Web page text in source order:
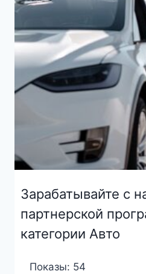
Зарабатывайте с
партнерской
категории Авто
Показы: 54